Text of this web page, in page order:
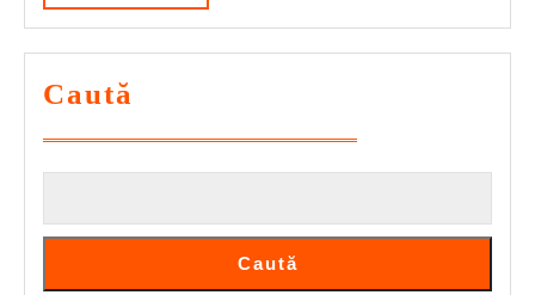
Marca
MORE
Caută
Caută